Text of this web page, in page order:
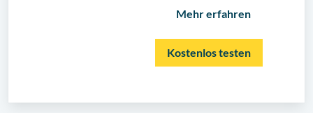
Mehr erfahren
Kostenlos testen